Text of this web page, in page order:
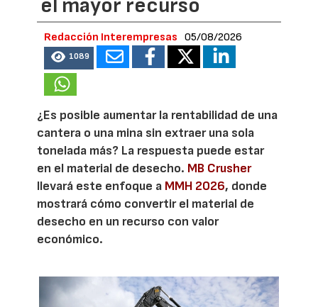
el mayor recurso
Redacción Interempresas 05/08/2026
1089
¿Es posible aumentar la rentabilidad de una
cantera o una mina sin extraer una sola
tonelada más? La respuesta puede estar
en el material de desecho. MB Crusher
llevará este enfoque a MMH 2026, donde
mostrará cómo convertir el material de
desecho en un recurso con valor
económico.